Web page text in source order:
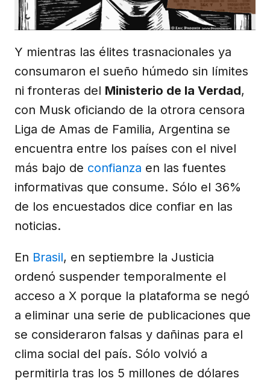
Y mientras las élites trasnacionales ya
consumaron el sueño húmedo sin límites
ni fronteras del Ministerio de la Verdad,
con Musk oficiando de la otrora censora
Liga de Amas de Familia, Argentina se
encuentra entre los países con el nivel
más bajo de confianza en las fuentes
informativas que consume. Sólo el 36%
de los encuestados dice confiar en las
noticias.
En Brasil, en septiembre la Justicia
ordenó suspender temporalmente el
acceso a X porque la plataforma se negó
a eliminar una serie de publicaciones que
se consideraron falsas y dañinas para el
clima social del país. Sólo volvió a
permitirla tras los 5 millones de dólares